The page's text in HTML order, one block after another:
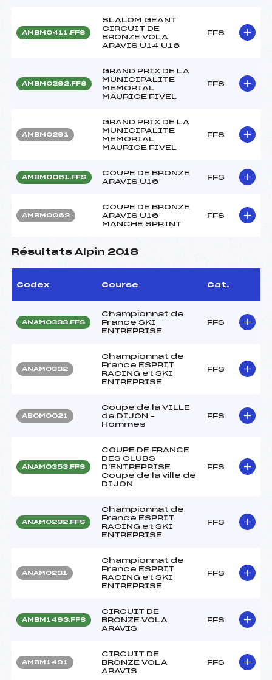
AMBM0411.FFS
SLALOM GEANT
CIRCUIT DE
BRONZE VOLA
ARAVIS U14 U16
FFS
AMBM0292.FFS
GRAND PRIX DE LA
MUNICIPALITE
MEMORIAL
MAURICE FIVEL
FFS
AMBM0291
GRAND PRIX DE LA
MUNICIPALITE
MEMORIAL
MAURICE FIVEL
FFS
AMBM0061.FFS
COUPE DE BRONZE
ARAVIS U16
FFS
AMBM0062
COUPE DE BRONZE
ARAVIS U16
MANCHE SPRINT
FFS
Résultats Alpin 2018
Codex Course Cat.
ANAM0333.FFS
Championnat de
France SKI
ENTREPRISE
FFS
ANAM0332
Championnat de
France ESPRIT
RACING et SKI
ENTREPRISE
FFS
ABOM0021
Coupe de la VILLE
de DIJON –
Hommes
FFS
ANAM0353.FFS
COUPE DE FRANCE
DES CLUBS
D'ENTREPRISE
Coupe de la ville de
DIJON
FFS
ANAM0232.FFS
Championnat de
France ESPRIT
RACING et SKI
ENTREPRISE
FFS
ANAM0231
Championnat de
France ESPRIT
RACING et SKI
ENTREPRISE
FFS
AMBM1493.FFS
CIRCUIT DE
BRONZE VOLA
ARAVIS
FFS
AMBM1491
CIRCUIT DE
BRONZE VOLA
ARAVIS
FFS